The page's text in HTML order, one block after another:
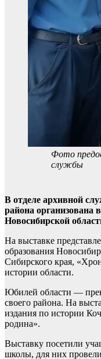
Фото
службы
В отделе архивной
района организована
Новосибирской
На выставке
образования
Сибирского края,
истории области.
Юбилей области —
своего района. На
издания по истории
родина».
Выставку посетили
школы, для них